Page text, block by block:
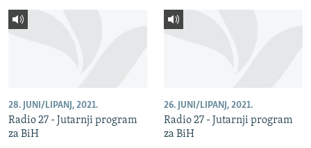
28. JUNI/LIPANJ, 2021.
Radio 27 - Jutarnji program
za BiH
26. JUNI/LIPANJ, 2021.
Radio 27 - Jutarnji program
za BiH